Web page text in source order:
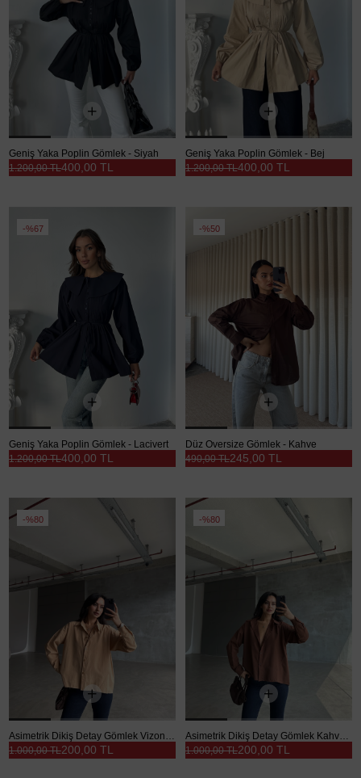
Geniş Yaka Poplin Gömlek - Siyah
400,00 TL
1.200,00 TL
Geniş Yaka Poplin Gömlek - Bej
400,00 TL
1.200,00 TL
%67
Geniş Yaka Poplin Gömlek - Lacivert
400,00 TL
1.200,00 TL
%50
Düz Oversize Gömlek - Kahve
245,00 TL
490,00 TL
%80
200,00 TL
1.000,00 TL
%80
200,00 TL
1.000,00 TL